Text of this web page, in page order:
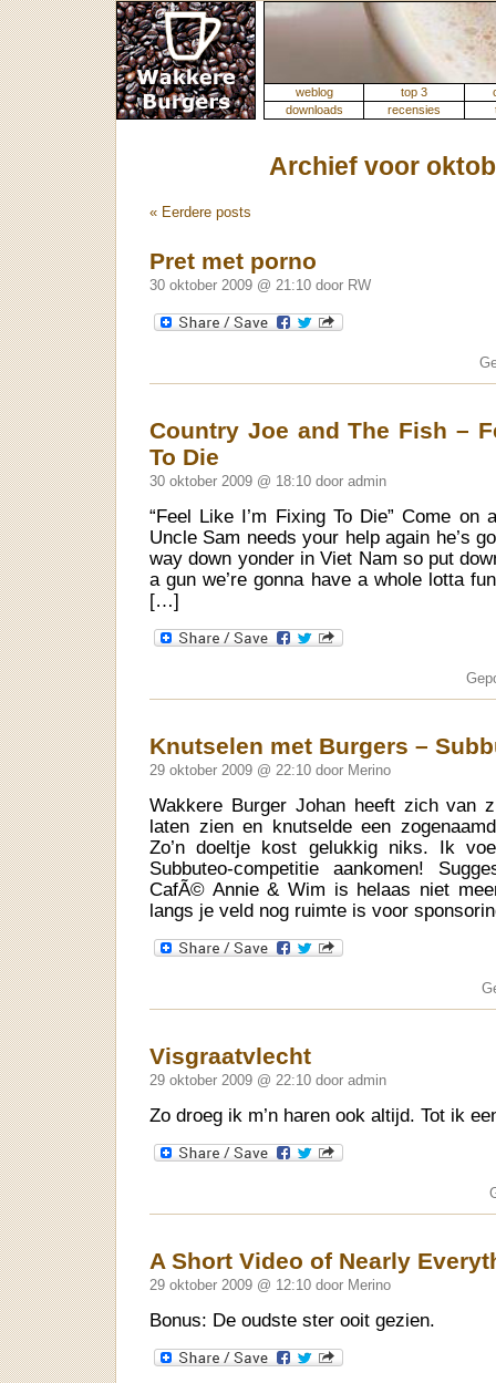
weblog top 3
downloads
recensies
Archief voor
« Eerdere posts
Pret met porno
30 oktober 2009 @ 21:10 door RW
Country Joe and The Fish –
To Die
30 oktober 2009 @ 18:10 door admin
“Feel Like I’m Fixing To Die” Come
Uncle Sam needs your help again he’s
way down yonder in Viet Nam so put
a gun we’re gonna have a whole lotta
[…]
Knutselen met Burgers –
29 oktober 2009 @ 22:10 door Merino
Wakkere Burger Johan heeft zich van
laten zien en knutselde een
Zo’n doeltje kost gelukkig niks. Ik
Subbuteo-competitie aankomen!
CafÃ© Annie & Wim is helaas niet
langs je veld nog ruimte is voor
Visgraatvlecht
29 oktober 2009 @ 22:10 door admin
Zo droeg ik m’n haren ook altijd. Tot ik
A Short Video of Nearly
29 oktober 2009 @ 12:10 door Merino
Bonus: De oudste ster ooit gezien.